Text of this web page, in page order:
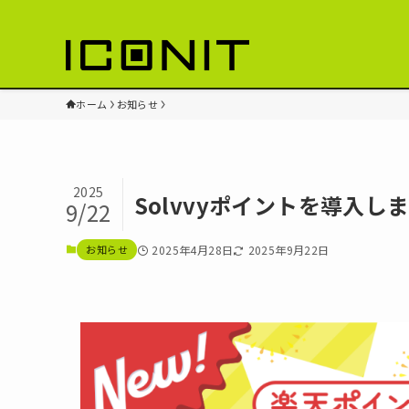
ホーム お知らせ
Solvvyポイントを導入し
2025
9/22
お知らせ 2025年4月28日 2025年9月22日